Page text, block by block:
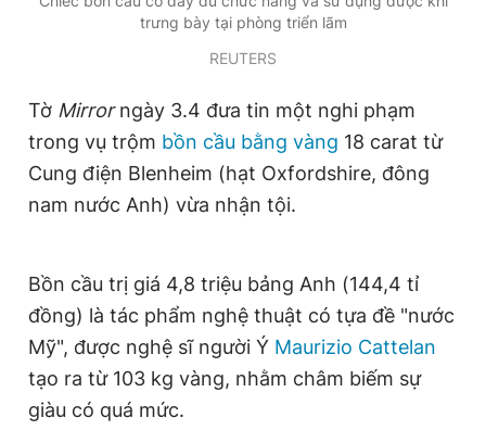
Theo dõi báo trên
0906 645 777
Liên hệ quảng cáo
0908 780 404
Đặt báo Quảng cáo RSS Tòa soạn Chính sách bảo
Tổng biên tập: Nguyễn Ngọc Toàn
Phó tổng biên tập thường trực: Hải Thành
Phó tổng biên tập: Lâm Hiếu Dũng
Phó tổng biên tập: Trần Việt Hưng
trưng bày tại phòng triển lãm
REUTERS
Tờ Mirrorngày 3.4 đưa tin một nghi phạm
trong vụ trộm bồn cầu bằng vàng 18 carat từ
Cung điện Blenheim (hạt Oxfordshire, đông
nam nước Anh) vừa nhận tội.
Bồn cầu trị giá 4,8 triệu bảng Anh (144,4 tỉ
đồng) là tác phẩm nghệ thuật có tựa đề "nước
Mỹ", được nghệ sĩ người Ý Maurizio Cattelan
tạo ra từ 103 kg vàng, nhằm châm biếm sự
giàu có quá mức.